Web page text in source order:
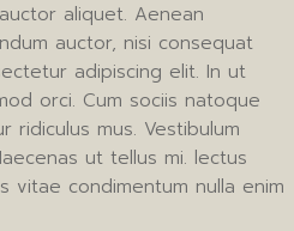
aliquet. Aenean
auctor, nisi consequat
adipiscing elit. In ut
orci. Cum sociis natoque
ridiculus mus. Vestibulum
ut tellus mi. lectus
vitae condimentum nulla enim